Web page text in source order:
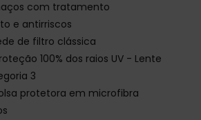
com tratamento
e antirriscos
de filtro clássica
100% dos raios UV - Lente
3
protetora em microfibra